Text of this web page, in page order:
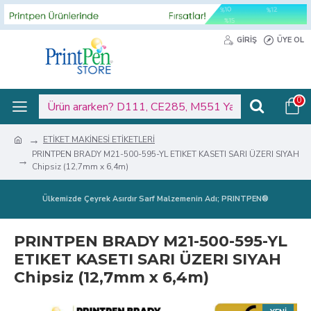
GIRIŞ ÜYE OL
0
ETİKET MAKİNESİ ETİKETLERİ
PRINTPEN BRADY M21-500-595-YL ETIKET KASETI SARI ÜZERI SIYAH
Chipsiz (12,7mm x 6,4m)
Ülkemizde Çeyrek Asırdır Sarf Malzemenin Adı; PRINTPEN®
PRINTPEN BRADY M21-500-595-YL
ETIKET KASETI SARI ÜZERI SIYAH
Chipsiz (12,7mm x 6,4m)